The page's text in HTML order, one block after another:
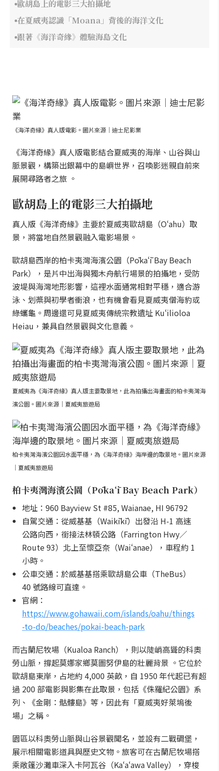
歐胡島上的電影三大拍攝地
在夏威夷認識「Moana」背後的海洋文化
跟著《海洋奇緣》體驗海島文化
《海洋奇緣》真人版電影。圖片來源｜迪士尼影業
《海洋奇緣》真人版電影結合夏威夷的海岸、山谷與山
脈景觀，構築出銀幕中的島嶼世界，召喚影迷親自前來
展開尋路者之旅 。
歐胡島上的電影三大拍攝地
真人版《海洋奇緣》主要於夏威夷歐胡島（Oʻahu）取
景，將當地自然景觀融入電影場景。
歐胡島西岸的柏卡夷灣海濱公園（Pōkaʻī Bay Beach
Park），是片中出海與獨木舟航行場景的拍攝地，受防
波堤與海灣地形影響，這裡水面通常相對平穩，適合游
泳、划槳與初學者衝浪，也有機會看見夏威夷僧海豹或
綠蠵龜。周邊還可見夏威夷傳統宗教遺址 Kuʻilioloa
Heiau，兼具自然景觀與文化意義。
夏威夷為《海洋奇緣》真人版主要取景地，此為拍攝出海畫面的柏卡夷灣海
濱公園。圖片來源｜夏威夷旅遊局
柏卡夷灣海濱公園因水面平穩，為《海洋奇緣》海岸邊的取景地。圖片來源
｜夏威夷旅遊局
柏卡夷灣海濱公園（Pōkaʻī Bay Beach Park）
地址：960 Bayview St #85, Waianae, HI 96792
自駕交通：從威基基（Waikīkī）出發沿 H-1 高速
公路向西，銜接法林頓公路（Farrington Hwy／
Route 93）北上至懷亞奈（Waiʻanae），車程約 1
小時。
公車交通：於威基基搭乘歐胡島公車（TheBus）
40 號路線可直達。
官網：
https://www.gohawaii.com/islands/oahu/things
-to-do/beaches/pokai-beach-park
而古蘭尼牧場（Kualoa Ranch），則以陡峭高聳的科奧
勞山脈，撐起莫娜家鄉莫圖努伊島的壯麗背景 。它位於
歐胡島東岸，占地約 4,000 英畝，自 1950 年代起已有超
過 200 部電影與影集在此取景，包括《侏羅紀公園》系
列、《金剛：骷髏島》等，因此有「夏威夷好萊塢後
場」之稱。
園區以科奧勞山脈與山谷景觀聞名，並設有二戰碉堡，
展示相關電影道具與歷史文物。旅客可在古蘭尼牧場搭
乘敞篷沙灘車深入卡阿瓦谷（Kaʻaʻawa Valley），穿梭